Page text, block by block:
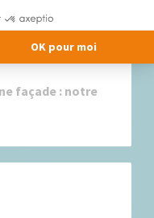
façade : notre
OK pour moi